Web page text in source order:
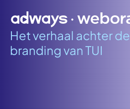
Het verhaal achter de
branding van TUI